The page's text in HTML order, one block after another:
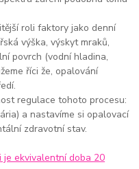
roli faktory jako denní
výška, výskyt mraků,
povrch (vodní hladina,
říci že, opalování
regulace tohoto procesu:
a nastavíme si opalovací
zdravotní stav.
je ekvivalentní doba 20